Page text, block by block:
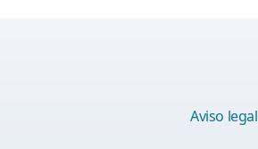
Aviso legal